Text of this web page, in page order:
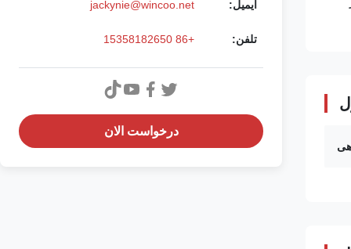
ایمیل: jackynie@wincoo.net
تلفن: +86 15358182650
درخواست الان